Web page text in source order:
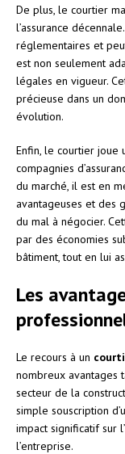
De plus, le courtier
l’assurance
réglementaires et
est non seulement
légales en vigueur.
précieuse dans un
évolution.
Enfin, le courtier joue
compagnies
du marché, il est en
avantageuses et des
du mal à négocier.
par des économies
bâtiment, tout en lui
Les
Le recours à un
nombreux avantages
secteur de la
simple souscription
impact significatif sur
l’entreprise.